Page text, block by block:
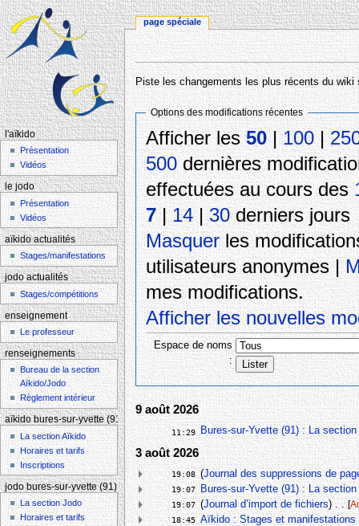
Aller à : navigation,rechercher
Piste les changements les plus récents du wiki
Options des modifications récentes
Afficher les50|100|
500dernières
effectuées au cours des
7|14|30derniers jours
Masquerles
utilisateurs anonymes|
mes modifications.
Afficher les nouvelles
Espace de noms
:
9 août 2026
11:29Bures-sur-Yvette (91) : La
3 août 2026
19:08(Journal des suppressions de
19:07Bures-sur-Yvette (91) : La
19:07(Journal d’import de fichiers)‎ . . [
18:45Aïkido : Stages et manifestations
page spéciale
l'aïkido
Présentation
Vidéos
le jodo
Présentation
Vidéos
aïkido actualités
Stages/manifestations
jodo actualités
Stages/compétitions
enseignement
Le professeur
renseignements
Bureau de la section
Aïkido/Jodo
Règlement intérieur
aïkido bures-sur-yvette (91)
La section Aïkido
Horaires et tarifs
Inscriptions
jodo bures-sur-yvette (91)
La section Jodo
Horaires et tarifs